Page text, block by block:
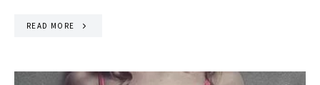
READ MORE